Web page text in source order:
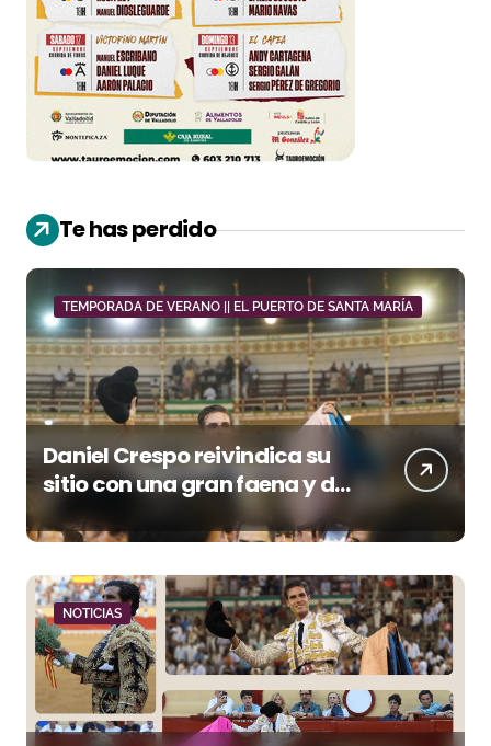
Te has perdido
TEMPORADA DE VERANO || EL PUERTO DE SANTA MARÍA
Daniel Crespo reivindica su
sitio con una gran faena y dos
orejas
NOTICIAS